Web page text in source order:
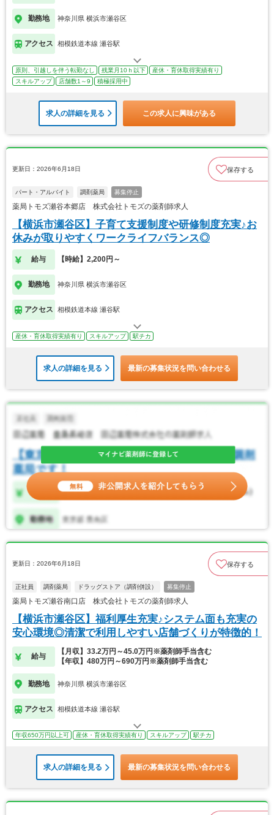
勤務地 神奈川県 横浜市瀬谷区
アクセス 相模鉄道本線 瀬谷駅
原則、引越しを伴う転勤なし 残業月10ｈ以下
産休・育休取得実績有り
スキルアップ
店舗数1～9 積極採用中
求人の詳細を見る この求人に興味がある
更新日：2026年6月18日 保存する
パート・アルバイト 調剤薬局 募集停止
薬局トモズ瀬谷本郷店 株式会社トモズの薬剤師求人
【横浜市瀬谷区】子育て支援制度や研修制度充実♪お
休みが取りやすくワークライフバランス◎
給与 【時給】2,200円～
勤務地 神奈川県 横浜市瀬谷区
アクセス 相模鉄道本線 瀬谷駅
産休・育休取得実績有り スキルアップ 駅チカ
求人の詳細を見る 最新の募集状況を問い合わせる
更新日：2026年6月18日 保存する
正社員 調剤薬局 ドラッグストア（調剤併設） 募集停止
薬局トモズ瀬谷南口店 株式会社トモズの薬剤師求人
【横浜市瀬谷区】福利厚生充実♪システム面も充実の
安心環境◎清潔で利用しやすい店舗づくりが特徴的！
給与
【月収】33.2万円～45.0万円※薬剤師手当含む
【年収】480万円～690万円※薬剤師手当含む
勤務地 神奈川県 横浜市瀬谷区
アクセス 相模鉄道本線 瀬谷駅
年収650万円以上可 産休・育休取得実績有り スキルアップ 駅チカ
求人の詳細を見る 最新の募集状況を問い合わせる